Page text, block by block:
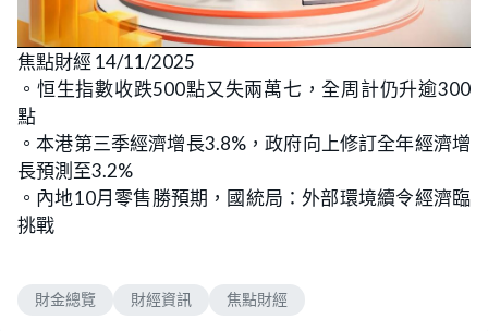
焦點財經 14/11/2025
。恒生指數收跌500點又失兩萬七，全周計仍升逾300
點
。本港第三季經濟增長3.8%，政府向上修訂全年經濟增
長預測至3.2%
。內地10月零售勝預期，國統局：外部環境續令經濟臨
挑戰
財金總覽 財經資訊 焦點財經